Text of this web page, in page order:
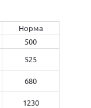
Норма
500
525
680
1230